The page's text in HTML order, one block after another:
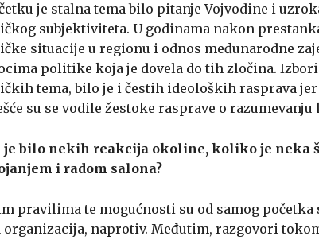
je stalna tema bilo pitanje Vojvodine i
subjektiviteta. U godinama nakon
situacije u regionu i odnos međunarodne
politike koja je dovela do tih zločina.
tema, bilo je i čestih ideoloških rasprava
su se vodile žestoke rasprave o
je bilo nekih reakcija okoline, koliko je neka
i radom salona?
pravilima te mogućnosti su od samog
organizacija, naprotiv. Međutim, razgovori